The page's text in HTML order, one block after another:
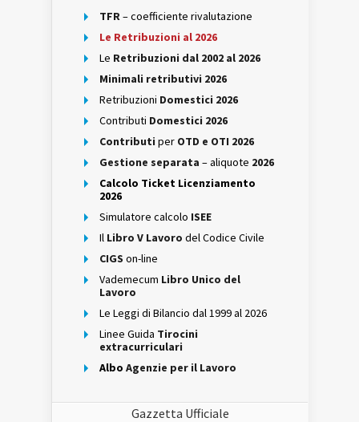
TFR– coefficiente rivalutazione
Le Retribuzioni al 2026
Le Retribuzioni dal 2002 al 2026
Minimali retributivi 2026
Retribuzioni Domestici 2026
Contributi Domestici 2026
Contributi per OTD e OTI 2026
Gestione separata – aliquote 2026
Calcolo Ticket Licenziamento
2026
Simulatore calcolo ISEE
Il Libro V Lavoro del Codice Civile
CIGS on-line
Vademecum Libro Unico del
Lavoro
Le Leggi di Bilancio dal 1999 al 2026
Linee Guida Tirocini
extracurriculari
Albo Agenzie per il Lavoro
Gazzetta Ufficiale